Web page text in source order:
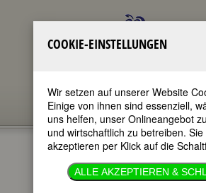
COOKIE-EINSTELLUNGEN
Wir setzen auf unserer Website
Einige von ihnen sind essenziell,
uns helfen, unser Onlineangebot
und wirtschaftlich zu betreiben.
akzeptieren per Klick auf die
ALLE AKZEPTIEREN &